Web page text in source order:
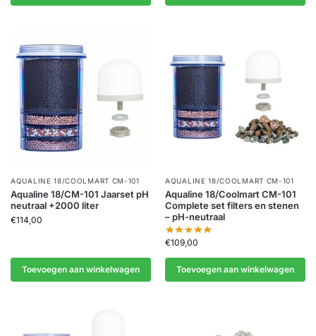
AQUALINE 18/COOLMART CM-101
Aqualine 18/CM-101 Jaarset pH
neutraal +2000 liter
€114,00
Toevoegen aan winkelwagen
AQUALINE 18/COOLMART CM-101
Aqualine 18/Coolmart CM-101
Complete set filters en stenen
– pH-neutraal
€109,00
Toevoegen aan winkelwagen